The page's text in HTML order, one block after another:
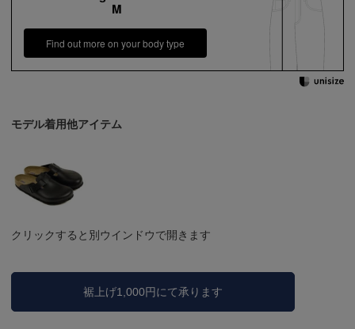
M
Find out more on your body type
モデル着用他アイテム
クリックすると別ウインドウで開きます
裾上げ1,000円にて承ります